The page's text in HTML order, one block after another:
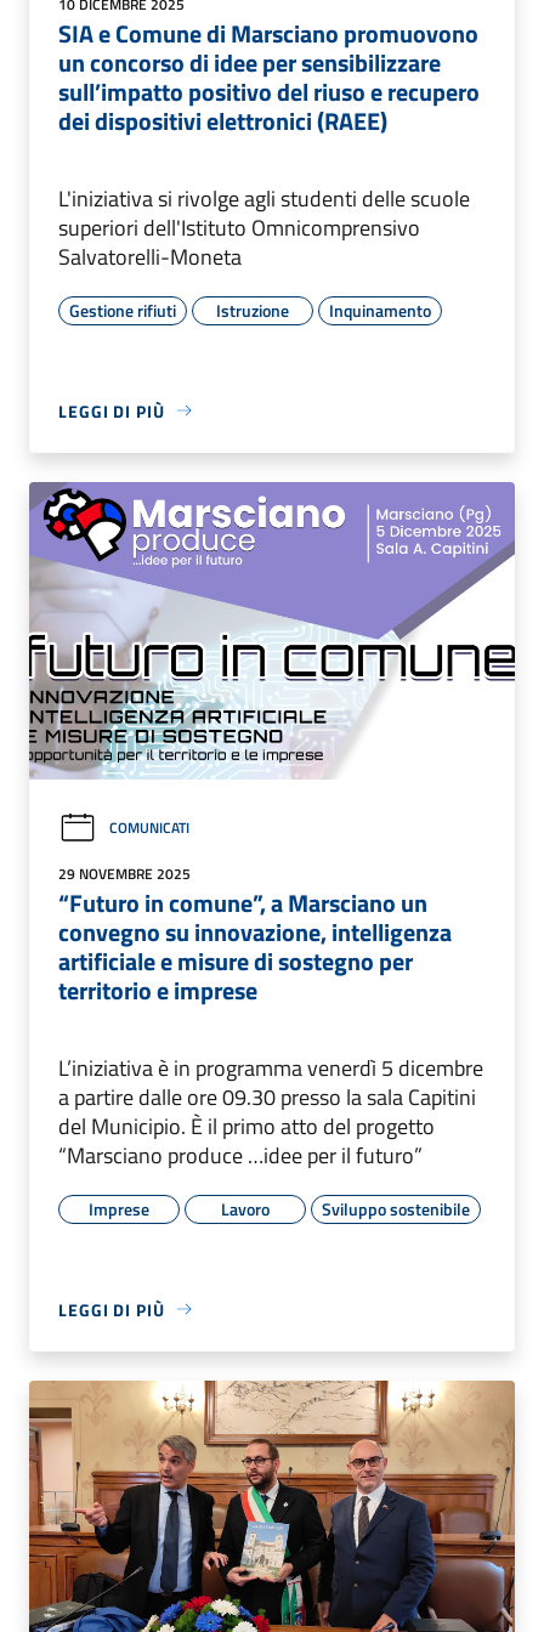
SIA e Comune di Marsciano promuovono
un concorso di idee per sensibilizzare
sull’impatto positivo del riuso e recupero
dei dispositivi elettronici (RAEE)
L'iniziativa si rivolge agli studenti delle scuole
superiori dell'Istituto Omnicomprensivo
Salvatorelli-Moneta
Gestione rifiuti Istruzione Inquinamento
LEGGI DI PIÙ
COMUNICATI
29 NOVEMBRE 2025
“Futuro in comune”, a Marsciano un
convegno su innovazione, intelligenza
artificiale e misure di sostegno per
territorio e imprese
L’iniziativa è in programma venerdì 5 dicembre
a partire dalle ore 09.30 presso la sala Capitini
del Municipio. È il primo atto del progetto
“Marsciano produce …idee per il futuro”
Imprese Lavoro Sviluppo sostenibile
LEGGI DI PIÙ